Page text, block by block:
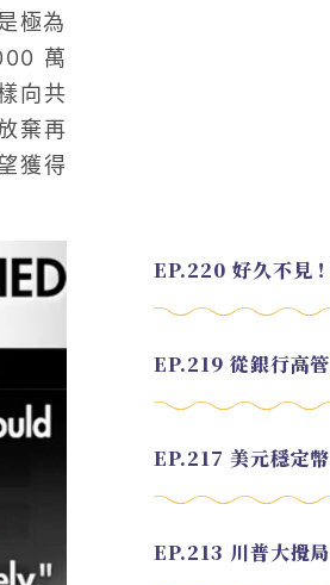
極為
萬
向共
棄再
獲得